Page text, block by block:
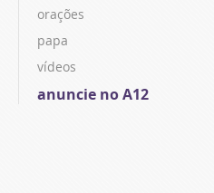
orações
papa
vídeos
anuncie no A12